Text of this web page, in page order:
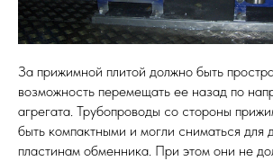
За прижимной плитой должно быть
возможность перемещать ее назад по
агрегата. Трубопроводы со стороны
быть компактными и могли сниматься для
пластинам обменника. При этом они не